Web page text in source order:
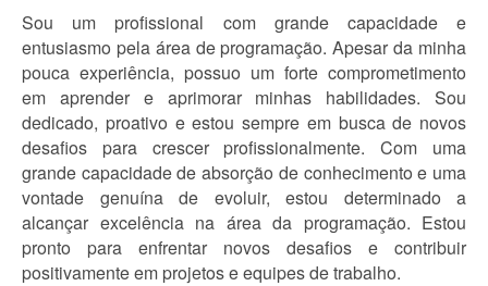
Sou um profissional com grande capacidade e
entusiasmo pela área de programação. Apesar da minha
pouca experiência, possuo um forte comprometimento
em aprender e aprimorar minhas habilidades. Sou
dedicado, proativo e estou sempre em busca de novos
desafios para crescer profissionalmente. Com uma
grande capacidade de absorção de conhecimento e uma
vontade genuína de evoluir, estou determinado a
alcançar excelência na área da programação. Estou
pronto para enfrentar novos desafios e contribuir
positivamente em projetos e equipes de trabalho.